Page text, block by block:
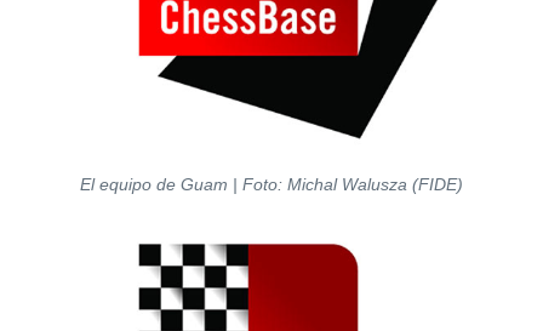
El equipo de Guam | Foto: Michal Walusza (FIDE)